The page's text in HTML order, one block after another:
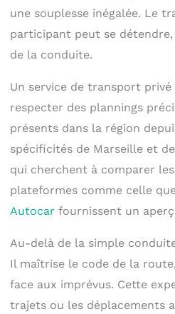
une souplesse inégalée. Le
participant peut se
de la conduite.
Un service de transport
respecter des plannings
présents dans la région
spécificités de Marseille et
qui cherchent à comparer
plateformes comme celle
Autocar fournissent un
Au-delà de la simple
Il maîtrise le code de la
face aux imprévus. Cette
trajets ou les déplacements